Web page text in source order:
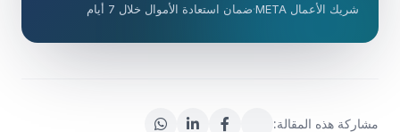
شريك الأعمال META
·ضمان استعادة الأموال خلال 7 أيام
مشاركة هذه المقالة: